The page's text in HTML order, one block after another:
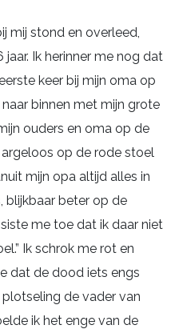
mij stond en overleed,
Ik herinner me nog dat
keer bij mijn oma op
binnen met mijn grote
ouders en oma op de
op de rode stoel
mijn opa altijd alles in
blijkbaar beter op de
me toe dat ik daar niet
Ik schrok me rot en
dat de dood iets engs
de vader van
ik het enge van de